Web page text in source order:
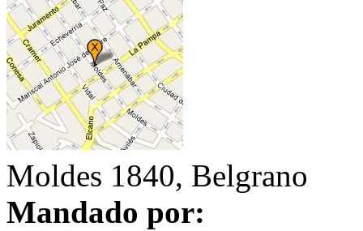
Moldes 1840, Belgrano
Mandado por: